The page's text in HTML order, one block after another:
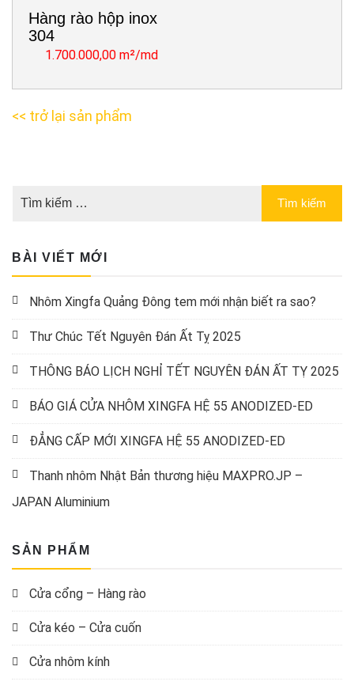
Hàng rào hộp inox
304
1.700.000,00 m²/md
<< trở lại sản phẩm
BÀI VIẾT MỚI
Nhôm Xingfa Quảng Đông tem mới nhận biết ra sao?
Thư Chúc Tết Nguyên Đán Ất Tỵ 2025
THÔNG BÁO LỊCH NGHỈ TẾT NGUYÊN ĐÁN ẤT TỴ 2025
BÁO GIÁ CỬA NHÔM XINGFA HỆ 55 ANODIZED-ED
ĐẲNG CẤP MỚI XINGFA HỆ 55 ANODIZED-ED
Thanh nhôm Nhật Bản thương hiệu MAXPRO.JP –
JAPAN Aluminium
SẢN PHẨM
Cửa cổng – Hàng rào
Cửa kéo – Cửa cuốn
Cửa nhôm kính